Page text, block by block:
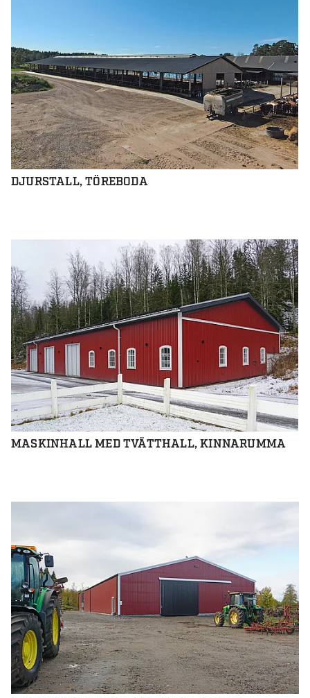
DJURSTALL, TÖREBODA
MASKINHALL MED TVÄTTHALL, KINNARUMMA